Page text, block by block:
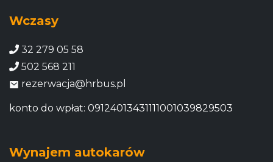
Wczasy
32 279 05 58
502 568 211
rezerwacja@hrbus.pl
konto do wpłat: 09124013431111001039829503
Wynajem autokarów